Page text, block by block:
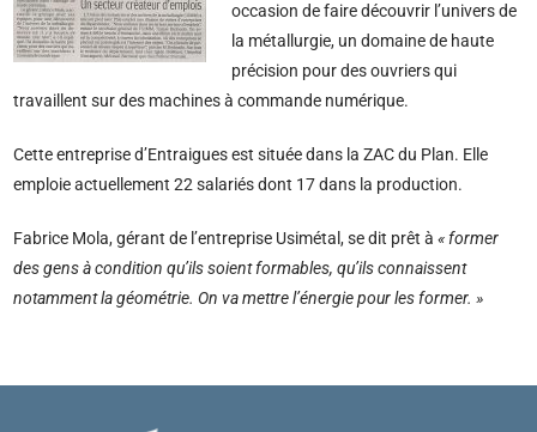
occasion de faire découvrir l’univers de
la métallurgie, un domaine de haute
précision pour des ouvriers qui
travaillent sur des machines à commande numérique.
Cette entreprise d’Entraigues est située dans la ZAC du Plan. Elle
emploie actuellement 22 salariés dont 17 dans la production.
Fabrice Mola, gérant de l’entreprise Usimétal, se dit prêt à« former
des gens à condition qu’ils soient formables, qu’ils connaissent
notamment la géométrie. On va mettre l’énergie pour les former. »